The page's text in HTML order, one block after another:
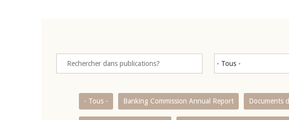
- Tous - Banking Commission Annual Report Documents